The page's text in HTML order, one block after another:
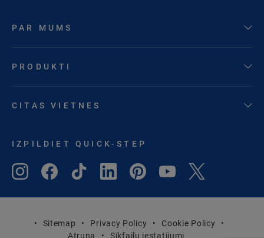
PAR MUMS
PRODUKTI
CITAS VIETNES
IZPILDIET QUICK-STEP
Sitemap Privacy Policy
Cookie Policy
Atruna
Sīkfailu iestatījumi